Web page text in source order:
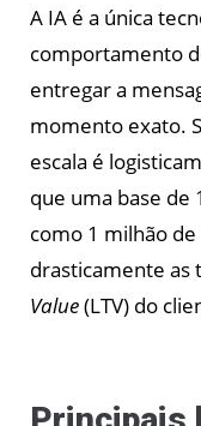
A IA é a única
comportamento
entregar a
momento exato.
escala é
que uma base de
como 1 milhão
drasticamente as
Value(LTV) do